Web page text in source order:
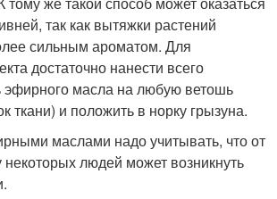
так как вытяжки растений
сильным ароматом. Для
достаточно нанести всего
эфирного масла на любую ветошь
ткани) и положить в норку грызуна.
маслами надо учитывать, что от
некоторых людей может возникнуть